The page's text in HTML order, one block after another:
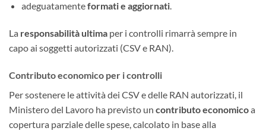
adeguatamenteformati e aggiornati.
La responsabilità ultima per i controlli rimarrà sempre in
capo ai soggetti autorizzati (CSV e RAN).
Contributo economico per i controlli
Per sostenere le attività dei CSV e delle RAN autorizzati, il
Ministero del Lavoro ha previsto un contributo economicoa
copertura parziale delle spese, calcolato in base alla